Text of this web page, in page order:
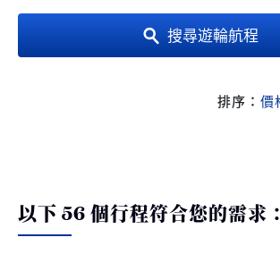
搜尋遊輪航程
排序：
以下 56 個行程符合您的需求：